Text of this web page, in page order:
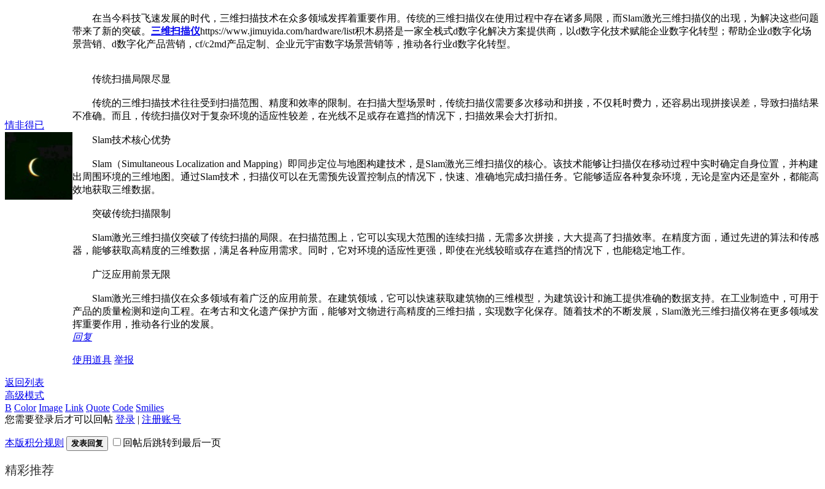
情非得已
在当今科技飞速发展的时代，三维扫描技术在众多领域发挥着重要作用。传统的三维扫描仪在使用过程中存在诸多局限，而Slam激光三维扫描仪的出现，为解决这些问题
带来了新的突破。 三维扫描仪https://www.jimuyida.com/hardware/list积木易搭是一家全栈式d数字化解决方案提供商，以d数字化技术赋能企业数字化转型；帮助企业d数字化场
景营销、d数字化产品营销，cf/c2md产品定制、企业元宇宙数字场景营销等，推动各行业d数字化转型。
传统扫描局限尽显
传统的三维扫描技术往往受到扫描范围、精度和效率的限制。在扫描大型场景时，传统扫描仪需要多次移动和拼接，不仅耗时费力，还容易出现拼接误差，导致扫描结果
不准确。而且，传统扫描仪对于复杂环境的适应性较差，在光线不足或存在遮挡的情况下，扫描效果会大打折扣。
Slam技术核心优势
Slam（Simultaneous Localization and Mapping）即同步定位与地图构建技术，是Slam激光三维扫描仪的核心。该技术能够让扫描仪在移动过程中实时确定自身位置，并构建
出周围环境的三维地图。通过Slam技术，扫描仪可以在无需预先设置控制点的情况下，快速、准确地完成扫描任务。它能够适应各种复杂环境，无论是室内还是室外，都能高
效地获取三维数据。
突破传统扫描限制
Slam激光三维扫描仪突破了传统扫描的局限。在扫描范围上，它可以实现大范围的连续扫描，无需多次拼接，大大提高了扫描效率。在精度方面，通过先进的算法和传感
器，能够获取高精度的三维数据，满足各种应用需求。同时，它对环境的适应性更强，即使在光线较暗或存在遮挡的情况下，也能稳定地工作。
广泛应用前景无限
Slam激光三维扫描仪在众多领域有着广泛的应用前景。在建筑领域，它可以快速获取建筑物的三维模型，为建筑设计和施工提供准确的数据支持。在工业制造中，可用于
产品的质量检测和逆向工程。在考古和文化遗产保护方面，能够对文物进行高精度的三维扫描，实现数字化保存。随着技术的不断发展，Slam激光三维扫描仪将在更多领域发
挥重要作用，推动各行业的发展。
回复
使用道具 举报
返回列表
高级模式
B Color Image Link Quote Code Smilies
您需要登录后才可以回帖 登录 | 注册账号
本版积分规则 发表回复 回帖后跳转到最后一页
精彩推荐